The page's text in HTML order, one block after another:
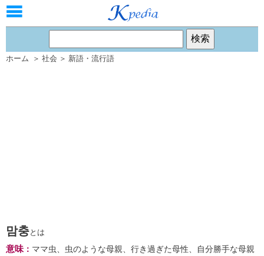
ホーム ＞ 社会 ＞ 新語・流行語
맘충とは
意味： ママ虫、虫のような母親、行き過ぎた母性、自分勝手な母親